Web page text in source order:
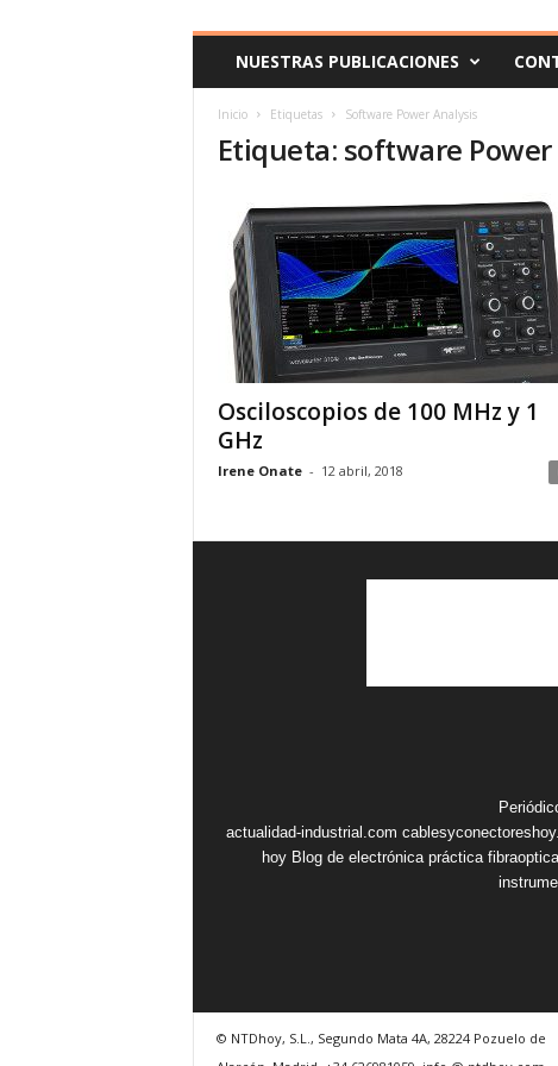
o
NUESTRAS PUBLICACIONES
Inicio Etiquetas Software Power Analysis
Etiqueta: software
Osciloscopios de 100 MHz y 1
GHz
Irene Onate - 12 abril, 2018
actualidad-industrial.com
hoy Blog de electrónica práctica
© NTDhoy, S.L., Segundo Mata 4A, 28224 Pozuelo de